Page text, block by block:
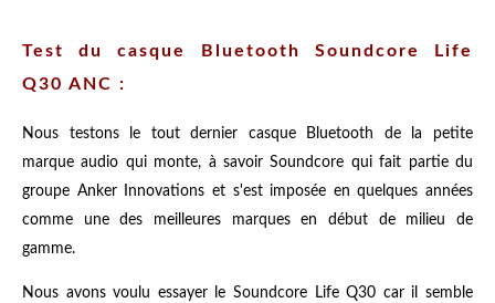
Test du casque Bluetooth Soundcore Life
Q30 ANC :
Nous testons le tout dernier casque Bluetooth de la petite
marque audio qui monte, à savoir Soundcore qui fait partie du
groupe Anker Innovations et s'est imposée en quelques années
comme une des meilleures marques en début de milieu de
gamme.
Nous avons voulu essayer le Soundcore Life Q30 car il semble